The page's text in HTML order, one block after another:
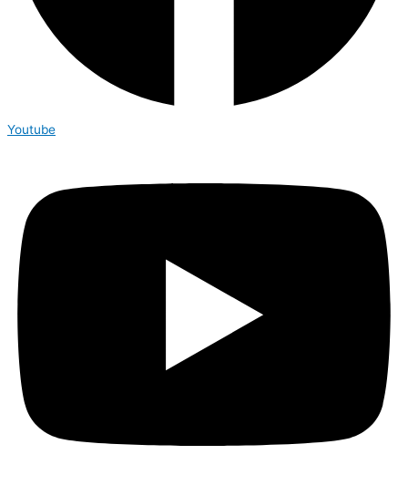
Youtube